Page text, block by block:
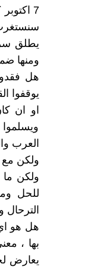
7 اكتوبر ؟؟
يطلق
ومنها
هل
يوقفوا
او ان
العرب
ولكن مع
ولكن ما
للحل
هل هو
بها ،
يعارض